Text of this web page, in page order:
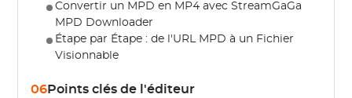
Convertir un MPD en MP4 avec StreamGaGa
MPD Downloader
Étape par Étape : de l'URL MPD à un Fichier
Visionnable
06Points clés de l'éditeur